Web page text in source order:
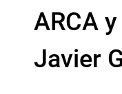
ARCA
Javier